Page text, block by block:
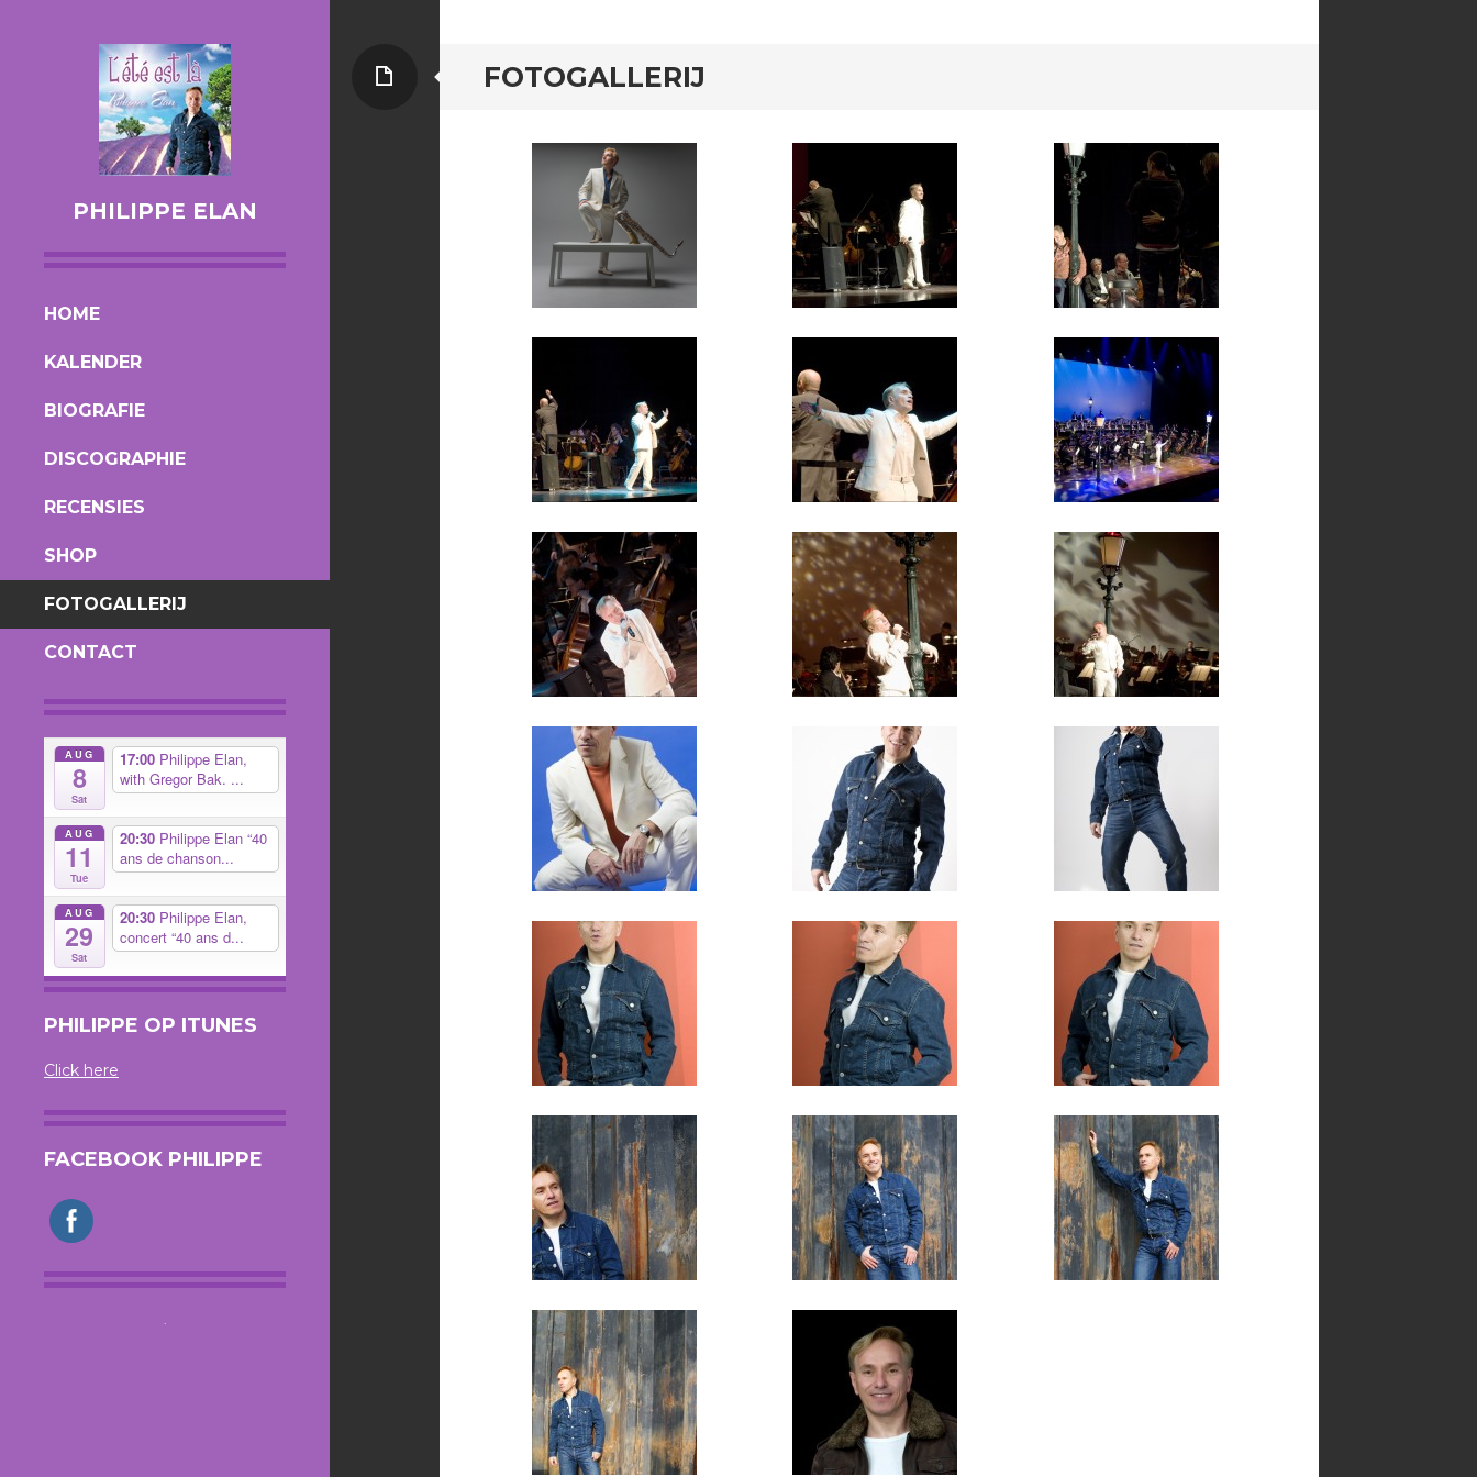
PHILIPPE ELAN
SKIP TO CONTENT
HOME
KALENDER
BIOGRAFIE
DISCOGRAPHIE
RECENSIES
SHOP
FOTOGALLERIJ
CONTACT
AUG
8
Sat
17:00 Philippe Elan,
with Gregor Bak. ...
AUG
11
Tue
20:30 Philippe Elan “40
ans de chanson...
AUG
29
Sat
20:30 Philippe Elan,
concert “40 ans d...
PHILIPPE OP ITUNES
Click here
FACEBOOK PHILIPPE
FOTOGALLERIJ
Page